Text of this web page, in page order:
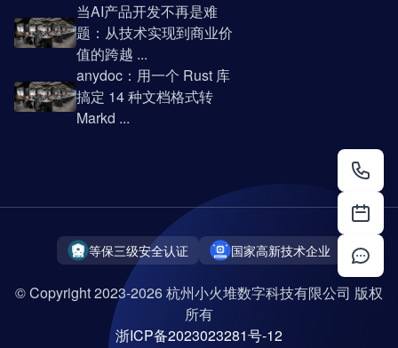
当AI产品开发不再是难
题：从技术实现到商业价
值的跨越 ...
anydoc：用一个 Rust 库
搞定 14 种文档格式转
Markd ...
等保三级安全认证 国家高新技术企业
© Copyright 2023-2026 杭州小火堆数字科技有限公司 版权
所有
浙ICP备2023023281号-12